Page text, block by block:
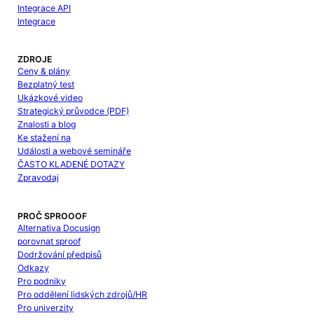
Integrace API
Integrace
ZDROJE
Ceny & plány
Bezplatný test
Ukázkové video
Strategický průvodce (PDF)
Znalosti a blog
Ke stažení na
Události a webové semináře
ČASTO KLADENÉ DOTAZY
Zpravodaj
PROČ SPROOOF
Alternativa Docusign
porovnat sproof
Dodržování předpisů
Odkazy
Pro podniky
Pro oddělení lidských zdrojů/HR
Pro univerzity